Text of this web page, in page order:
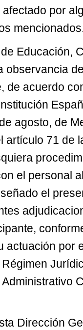
por
Educación,
observancia
de acuerdo
agosto, de
artículo 71 de
el personal
el
actuación por
Dirección